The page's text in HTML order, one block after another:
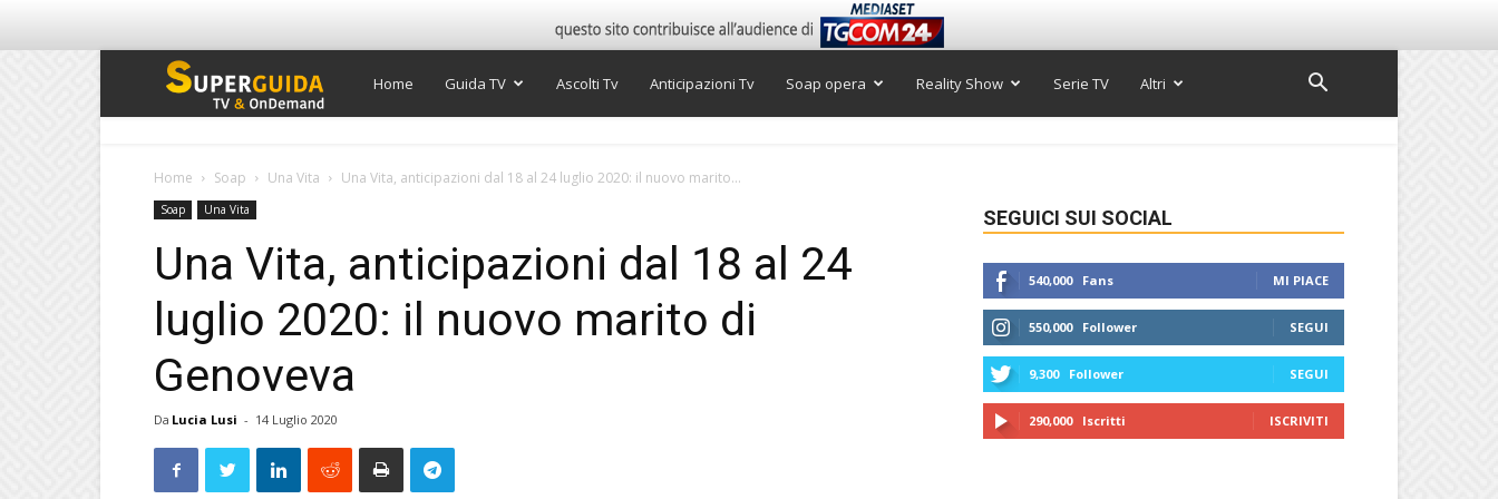
Super
Home Guida TV Ascolti Tv Anticipazioni Tv Soap opera Reality Show Serie TV Altri
Home Soap Una Vita Una Vita, anticipazioni dal 18 al 24 luglio 2020: il nuovo marito...
Soap Una Vita
Una Vita, anticipazioni dal 18 al 24
luglio 2020: il nuovo marito di
Genoveva
Da Lucia Lusi - 14 Luglio 2020
SEGUICI SUI SOCIAL
540,000 Fans MI PIACE
550,000 Follower SEGUI
9,300 Follower SEGUI
290,000 Iscritti ISCRIVITI